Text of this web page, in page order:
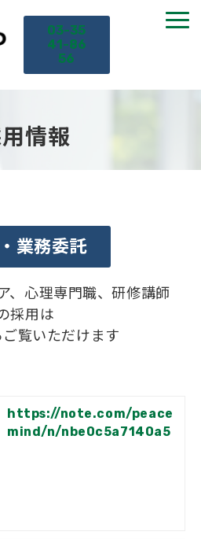
03-35
41-86
56
情報
業務委託
、心理専門職、研修講師
採用は
覧いただけます
https://note.com/peace
mind/n/nbe0c5a7140a5